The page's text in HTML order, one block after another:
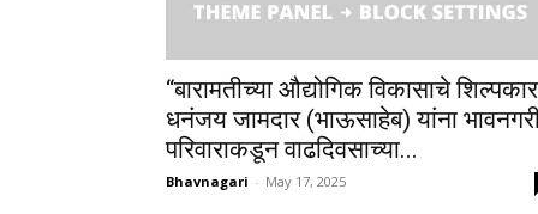
“बारामतीच्या औद्योगिक विकासाचे
धनंजय जामदार (भाऊसाहेब) यांना
परिवाराकडून वाढदिवसाच्या...
Bhavnagari - May 17, 2025